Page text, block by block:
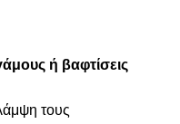
ή βαφτίσεις
τους